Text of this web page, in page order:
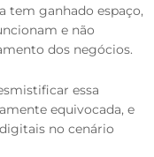
tem ganhado espaço,
e não
dos negócios.
essa
equivocada, e
no cenário